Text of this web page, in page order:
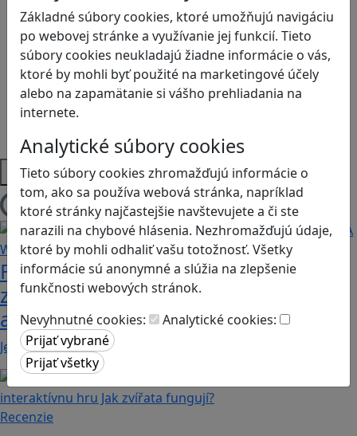
Základné súbory cookies, ktoré umožňujú navigáciu
po webovej stránke a využívanie jej funkcií. Tieto
súbory cookies neukladajú žiadne informácie o vás,
ktoré by mohli byť použité na marketingové účely
alebo na zapamätanie si vášho prehliadania na
internete.
Analytické súbory cookies
Tieto súbory cookies zhromažďujú informácie o
tom, ako sa používa webová stránka, napríklad
ktoré stránky najčastejšie navštevujete a či ste
narazili na chybové hlásenia. Nezhromažďujú údaje,
ktoré by mohli odhaliť vašu totožnosť. Všetky
informácie sú anonymné a slúžia na zlepšenie
funkčnosti webových stránok.
Nevyhnutné cookies:
Analytické cookies:
Logické myslenie
Ľudské práva a tolerancia
Motorika a koncentrácia
Programovanie/Technika
Sociálne zručnosti a kooperácia
Strategické myslenie
Zdravie a pohyb
Platformy
Načítam blogy
Fotografujte zvieratká, aby ste
zachránili ostrov v Alba: A Wildlife
adventure
Jednoduchá hra, vhodná pre kohokoľvek z rodiny,…
Recenzie